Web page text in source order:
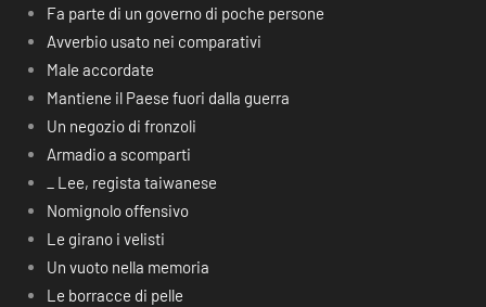
Fa parte di un governo di poche persone
Avverbio usato nei comparativi
Male accordate
Mantiene il Paese fuori dalla guerra
Un negozio di fronzoli
Armadio a scomparti
_ Lee, regista taiwanese
Nomignolo offensivo
Le girano i velisti
Un vuoto nella memoria
Le borracce di pelle